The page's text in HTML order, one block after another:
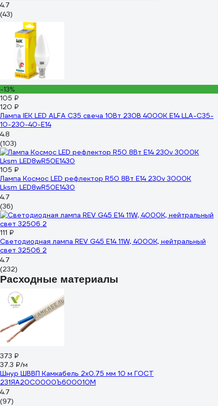
4.7
(43)
-13%
105 ₽
120 ₽
Лампа IEK LED ALFA C35 свеча 10Вт 230В 4000К E14 LLA-C35-
10-230-40-E14
4.8
(103)
105 ₽
Лампа Космос LED рефлектор R50 8Вт Е14 230v 3000K
Lksm_LED8wR50E1430
4.7
(36)
111 ₽
Светодиодная лампа REV G45 Е14 11W, 4000K, нейтральный
свет 32506 2
4.7
(232)
Расходные материалы
373 ₽
37.3 ₽/м
Шнур ШВВП Камкабель 2x0.75 мм 10 м ГОСТ
231ЯA20C0000Ъ600010М
4.7
(97)